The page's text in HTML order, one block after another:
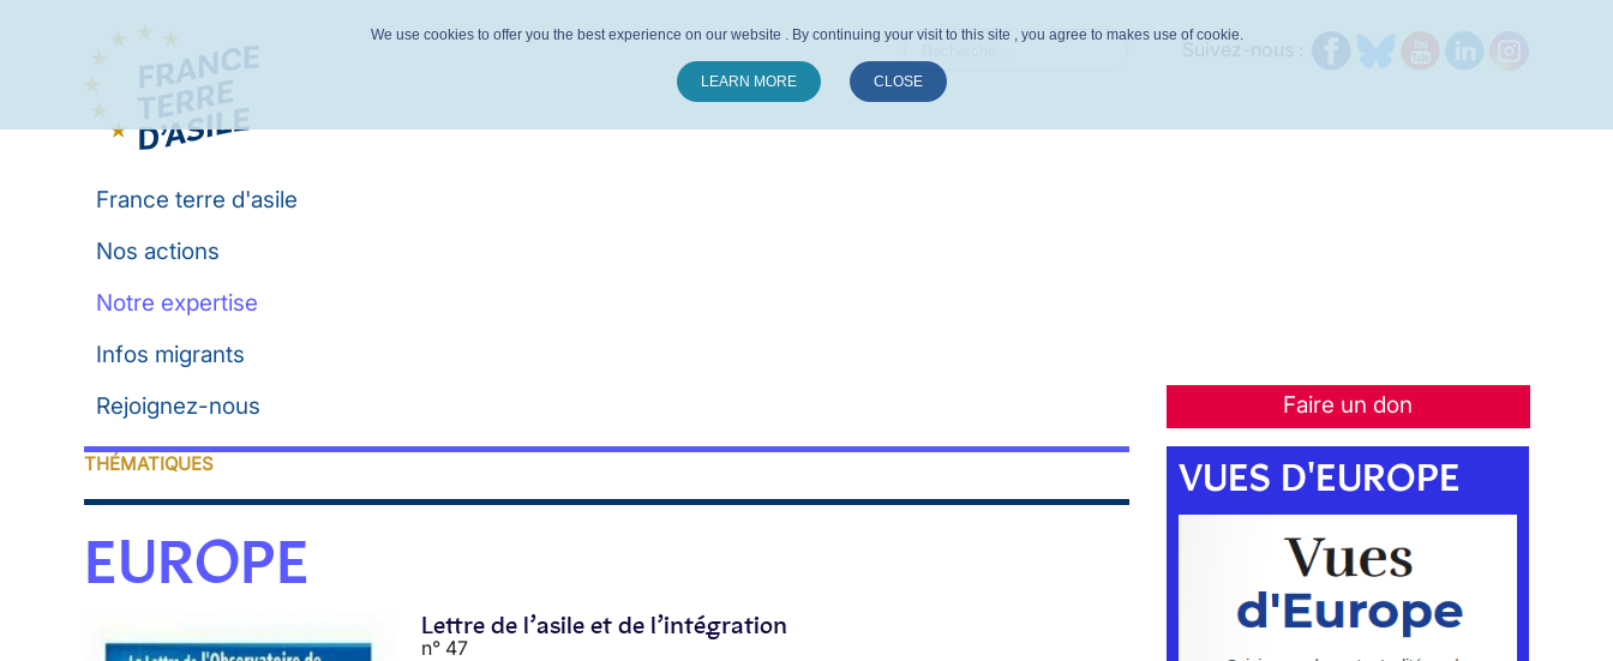
France terre d'asile
Nos actions
Notre expertise
Infos migrants
Faire un don
Rejoignez-nous
THÉMATIQUES
EUROPE
Lettre de l’asile et de l’intégration
n° 47
VUES D'EUROPE
We use cookies to offer you the best experience on our website . By continuing your visit to this site , you agree to makes use of cookie.
LEARN MORE CLOSE